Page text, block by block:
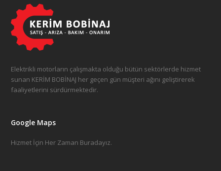
Elektrikli motorların çalışmakta olduğu bütün sektörlerde hizmet
sunan KERİM BOBİNAJ her geçen gün müşteri ağını geliştirerek
faaliyetlerini sürdürmektedir.
Google Maps
Hizmet İçin Her Zaman Buradayız.